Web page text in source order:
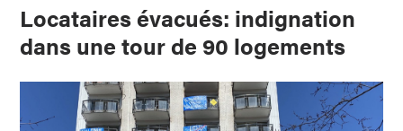
Locataires évacués: indignation
dans une tour de 90 logements